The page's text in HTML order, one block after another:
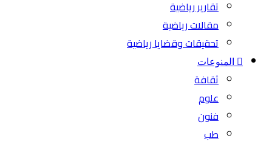
تقارير رياضية
مقالات رياضية
تحقيقات وقضايا رياضية
المنوعات
ثقافة
علوم
فنون
طب